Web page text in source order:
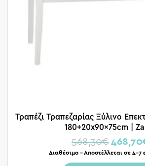
Τραπέζι Τραπεζαρίας Ξύλινο
180+20x90x75cm |
568,30€ 468,70
Διαθέσιμο – Αποστέλλεται σε 4-7